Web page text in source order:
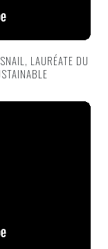
LAURÉATE DU